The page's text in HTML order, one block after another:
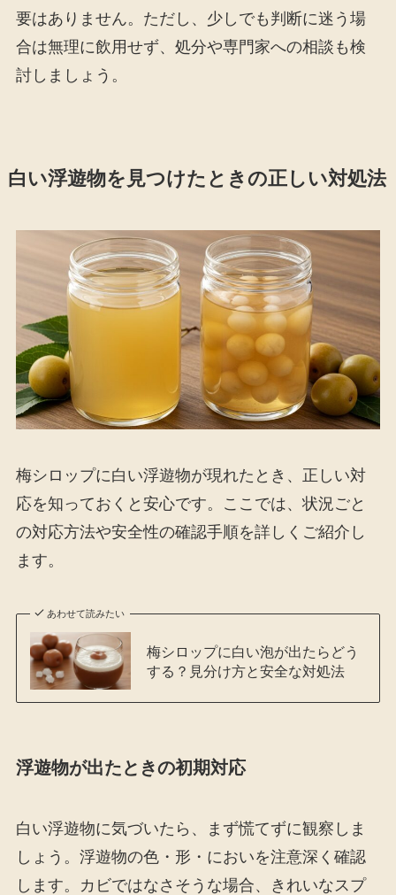
要はありません。ただし、少しでも判断に迷う場
合は無理に飲用せず、処分や専門家への相談も検
討しましょう。
白い浮遊物を見つけたときの正しい対処法
梅シロップに白い浮遊物が現れたとき、正しい対
応を知っておくと安心です。ここでは、状況ごと
の対応方法や安全性の確認手順を詳しくご紹介し
ます。
あわせて読みたい
梅シロップに白い泡が出たらどう
する？見分け方と安全な対処法
浮遊物が出たときの初期対応
白い浮遊物に気づいたら、まず慌てずに観察しま
しょう。浮遊物の色・形・においを注意深く確認
します。カビではなさそうな場合、きれいなスプ